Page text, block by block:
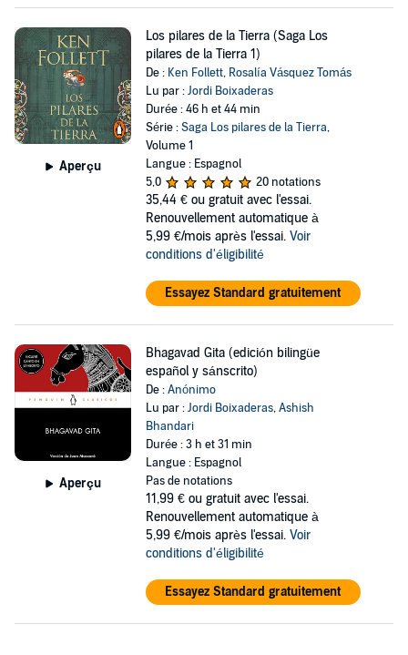
Aperçu
Los pilares de la Tierra (Saga Los
pilares de la Tierra 1)
De : Ken Follett, Rosalía Vásquez Tomás
Lu par :Jordi Boixaderas
Durée : 46 h et 44 min
Série :Saga Los pilares de la Tierra,
Volume 1
Langue : Espagnol
5,0
20 notations
35,44 € ou gratuit avec l'essai.
Renouvellement automatique à
5,99 €/mois après l'essai. Voir
conditions d'éligibilité
Essayez Standard gratuitement
Aperçu
Bhagavad Gita (edición bilingüe
español y sánscrito)
De :Anónimo
Lu par :Jordi Boixaderas,Ashish
Bhandari
Durée : 3 h et 31 min
Langue : Espagnol
Pas de notations
11,99 € ou gratuit avec l'essai.
Renouvellement automatique à
5,99 €/mois après l'essai. Voir
conditions d'éligibilité
Essayez Standard gratuitement